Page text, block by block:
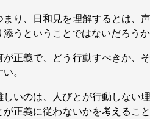
まり、日和見を理解するとは、
添うということではないだろうか
が正義で、どう行動すべきか、
。
しいのは、人びとが行動しない
が正義に従わないかを考えるこ